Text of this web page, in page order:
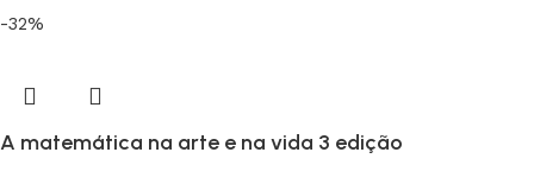
-32%
A matemática na arte e na vida 3 edição